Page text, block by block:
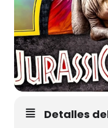
Detalles